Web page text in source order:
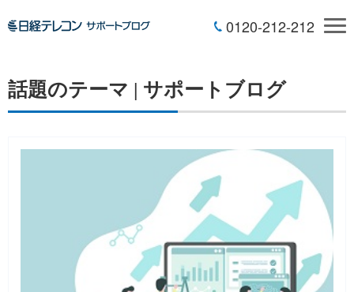
0120-212-212
話題のテーマ | サポートブログ